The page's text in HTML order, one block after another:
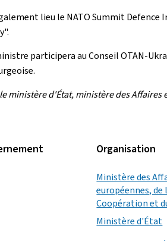
lieu le NATO Summit Defence
".
participera au Conseil OTAN-
ministère d'État, ministère des
Organisation
Ministère des
européennes, de
Coopération et
Ministère d'État